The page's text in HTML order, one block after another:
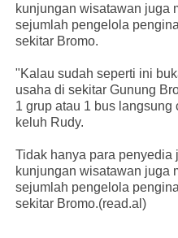
kunjungan wisatawan juga
sejumlah pengelola
sekitar Bromo.
"Kalau sudah seperti ini
usaha di sekitar Gunung
1 grup atau 1 bus
keluh Rudy.
Tidak hanya para penyedia
kunjungan wisatawan juga
sejumlah pengelola
sekitar Bromo.(read.al)